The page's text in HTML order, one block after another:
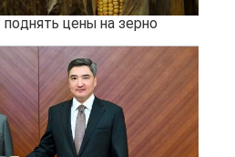
цены на зерно